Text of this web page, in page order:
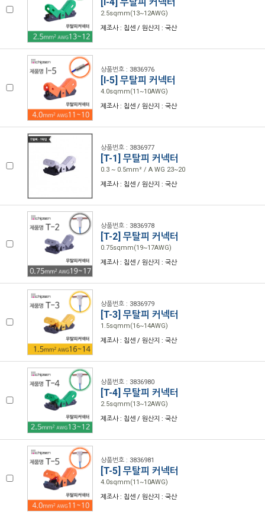
2.5sqmm(13~12AWG)
제조사 : 칩센 / 원산지 : 국산
상품번호 : 3836976
[I-5] 무탈피 커넥터
4.0sqmm(11~10AWG)
제조사 : 칩센 / 원산지 : 국산
상품번호 : 3836977
[T-1] 무탈피 커넥터
0.3 ~ 0.5mm² / A WG 23~20
제조사 : 칩센 / 원산지 : 국산
상품번호 : 3836978
[T-2] 무탈피 커넥터
0.75sqmm(19~17AWG)
제조사 : 칩센 / 원산지 : 국산
상품번호 : 3836979
[T-3] 무탈피 커넥터
1.5sqmm(16~14AWG)
제조사 : 칩센 / 원산지 : 국산
상품번호 : 3836980
[T-4] 무탈피 커넥터
2.5sqmm(13~12AWG)
제조사 : 칩센 / 원산지 : 국산
상품번호 : 3836981
[T-5] 무탈피 커넥터
4.0sqmm(11~10AWG)
제조사 : 칩센 / 원산지 : 국산